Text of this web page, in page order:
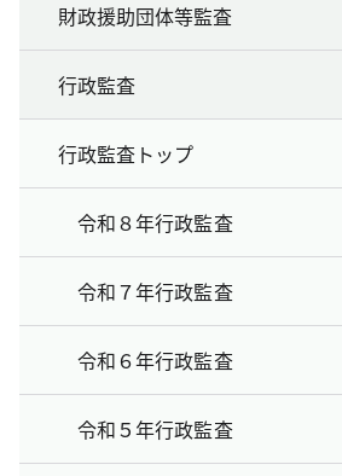
財政援助団体等監査
行政監査
行政監査トップ
令和８年行政監査
令和７年行政監査
令和６年行政監査
令和５年行政監査